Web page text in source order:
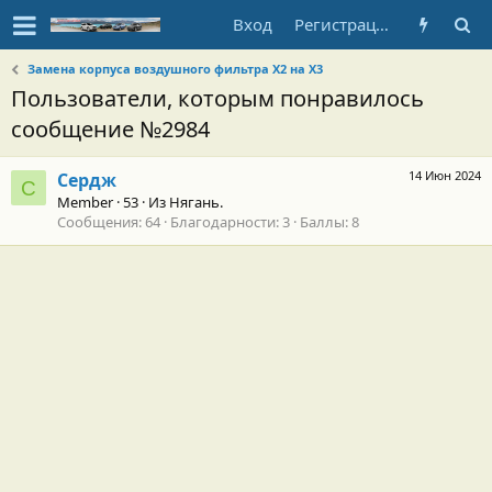
Вход Регистрация
Замена корпуса воздушного фильтра Х2 на Х3
Пользователи, которым понравилось
сообщение №2984
С
14 Июн 2024
Сердж
Member ·53 · Из Нягань.
Сообщения 64 Благодарности 3 Баллы 8